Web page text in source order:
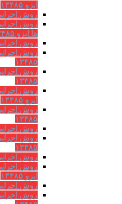
روش اجرایی مدیریت
روش اجرایی
روش اجرایی خرید ایزو
روش اجرایی تدوین
روش اجرایی
روش اجرایی
روش اجرایی
روش اجرایی ممیزی
روش اجرایی تجزیه
روش اجرایی بازنگری
روش اجرایی اقدام
روش اجرایی آموزش
روش اجرایی طرح